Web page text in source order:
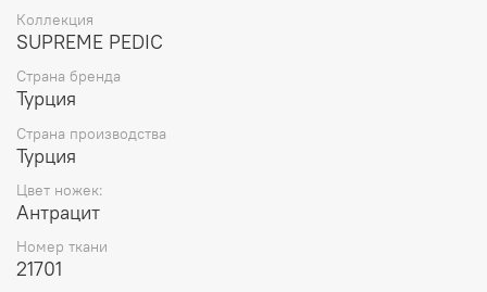
Коллекция
SUPREME PEDIC
Страна бренда
Турция
Страна производства
Турция
Цвет ножек:
Антрацит
Номер ткани
21701